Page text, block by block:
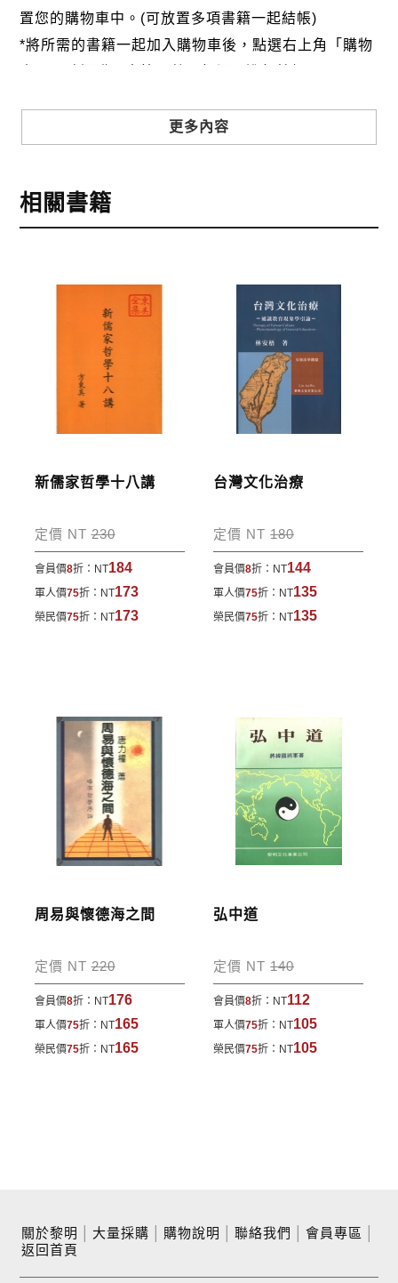
置您的購物車中。(可放置多項書籍一起結帳)
*將所需的書籍一起加入購物車後，點選右上角「購物
2.銀行轉帳:選擇銀行轉帳時，請填寫您的銀行帳號後
五碼，並於三日內完成匯款，以利核銷作業。
劃撥單，匯款者大名請填寫跟訂購者大名一致，以利
完成訂購
訂購完成後，可至會員專區查詢「我的訂單」，查詢
運費說明:
包裹運送，一律免運費；899元以下須自付80元運
費。外文書籍將由專人估價
，訂購後48小時內回覆運
寄送說明:
付款完成後，本公司將於七日內以郵寄方式寄送到您
所指定的地點。
更多內容
相關書籍
新儒家哲學十八講
定價 NT230
會員價8折： NT184
軍人價75折： NT173
榮民價75折： NT173
台灣文化治療
定價 NT180
會員價8折： NT144
軍人價75折： NT135
榮民價75折： NT135
周易與懷德海之間
定價 NT220
會員價8折： NT176
軍人價75折： NT165
榮民價75折： NT165
弘中道
定價 NT140
會員價8折： NT112
軍人價75折： NT105
榮民價75折： NT105
關於黎明 大量採購 購物說明 聯絡我們 會員專區
返回首頁